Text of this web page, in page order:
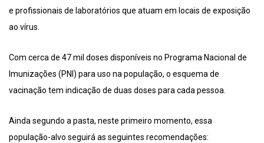
e profissionais de laboratórios que atuam em locais de exposição
ao vírus.
Com cerca de 47 mil doses disponíveis no Programa Nacional de
Imunizações (PNI) para uso na população, o esquema de
vacinação tem indicação de duas doses para cada pessoa.
Ainda segundo a pasta, neste primeiro momento, essa
população-alvo seguirá as seguintes recomendações: